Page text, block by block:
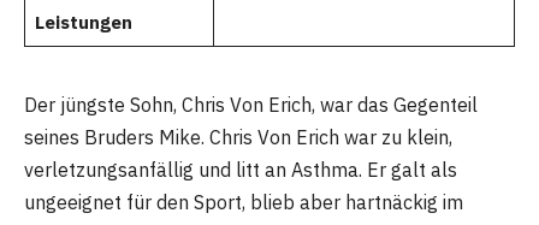
Leistungen
Der jüngste Sohn, Chris Von Erich, war das Gegenteil
seines Bruders Mike. Chris Von Erich war zu klein,
verletzungsanfällig und litt an Asthma. Er galt als
ungeeignet für den Sport, blieb aber hartnäckig im